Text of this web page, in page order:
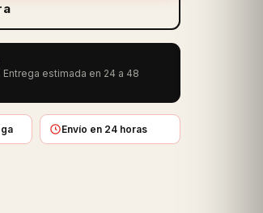
estimada en 24 a 48
Envío en 24 horas